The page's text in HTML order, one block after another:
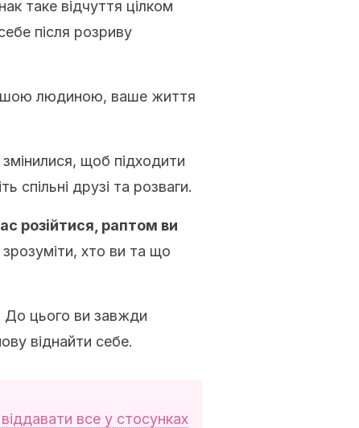
таке відчуття цілком
після розриву
людиною, ваше життя
щоб підходити
спільні друзі та розваги.
розійтися, раптом ви
хто ви та що
До цього ви завжди
віднайти себе.
все у стосунках